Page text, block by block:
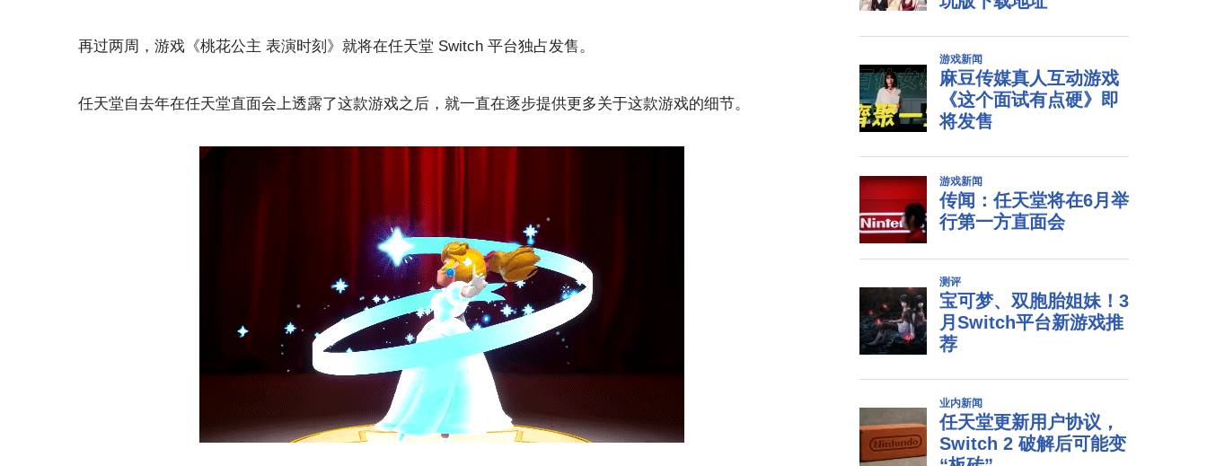
再过两周，游戏《桃花公主 表演时刻》就将在任天堂 Switch 平台独占发售。
任天堂自去年在任天堂直面会上透露了这款游戏之后，就一直在逐步提供更多关于这款游戏的细节。